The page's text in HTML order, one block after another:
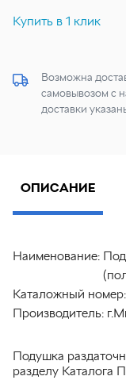
Купить в 1 клик
Возможна
самовывозом с
доставки
ОПИСАНИЕ
Наименование:
Каталожный номер:
Производитель:
Подушка
разделу Каталога